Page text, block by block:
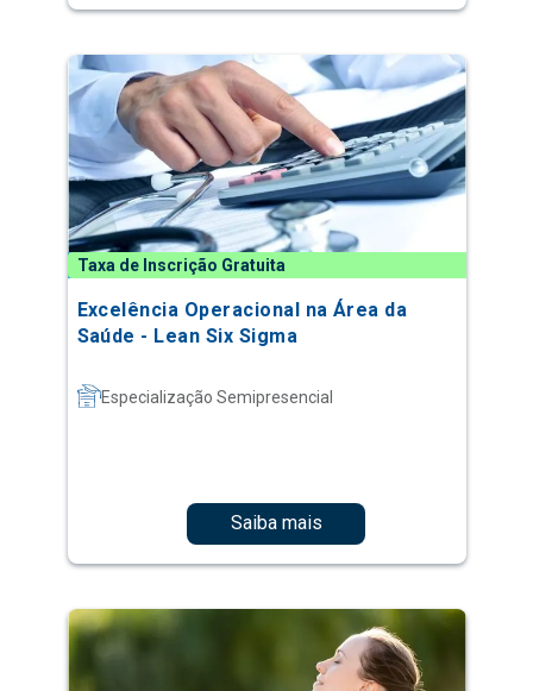
Taxa de Inscrição Gratuita
Excelência Operacional na Área da
Saúde - Lean Six Sigma
Especialização Semipresencial
Saiba mais